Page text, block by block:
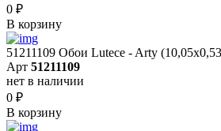
0 ₽
В корзину
51211109 Обои Lutece - Arty
Арт 51211109
нет в наличии
0 ₽
В корзину